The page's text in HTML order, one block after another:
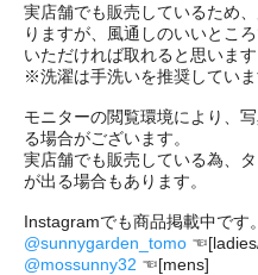
実店舗でも販売しているため
りますが、風通しのいいとこ
いただければ取れると思います
※洗濯は手洗いを推奨していま
モニターの閲覧環境により、
る場合がございます。
実店舗でも販売している為、
が出る場合もあります。
Instagramでも商品掲載中です
@sunnygarden_tomo
@mossunny32 ☜[mens]